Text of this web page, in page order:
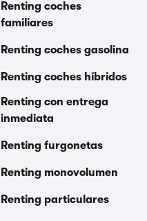
Renting coches
familiares
Renting coches gasolina
Renting coches híbridos
Renting con entrega
inmediata
Renting furgonetas
Renting monovolumen
Renting particulares